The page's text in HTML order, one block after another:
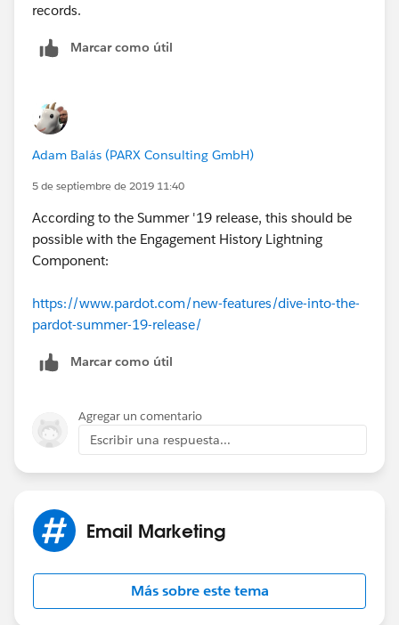
records.
Marcar como útil
Adam Balás (PARX Consulting GmbH)
5 de septiembre de 2019 11:40
According to the Summer '19 release, this should be
possible with the Engagement History Lightning
Component:
https://www.pardot.com/new-features/dive-into-the-
pardot-summer-19-release/
Marcar como útil
Agregar un comentario
Escribir una respuesta...
Email Marketing
Más sobre este tema